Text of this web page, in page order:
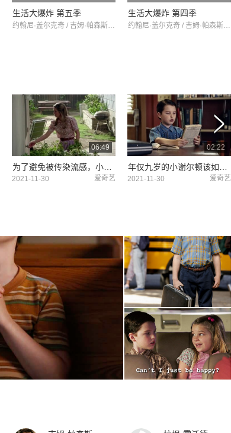
生活大爆炸 第五季
约翰尼·盖尔克奇 / 吉姆·帕森斯 / 凯莉·库柯
生活大爆炸 第四季
约翰尼·盖尔克奇 / 吉姆·帕森斯 / 凯莉·库柯
06:49
2021-11-30 爱奇艺
02:22
2021-11-30 爱奇艺